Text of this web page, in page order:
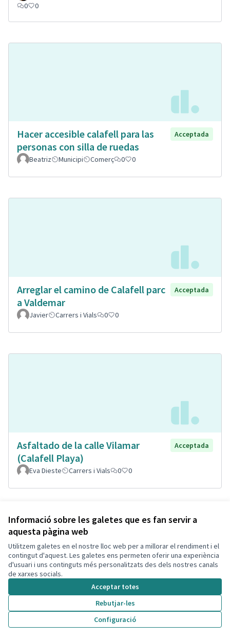
Informació sobre les galetes que es fan servir a
aquesta pàgina web
Utilitzem galetes en el nostre lloc web per a millorar el rendiment i el
contingut d'aquest. Les galetes ens permeten oferir una experiència
d'usuari i uns continguts més personalitzats des dels nostres canals
de xarxes socials.
Acceptar totes
Rebutjar-les
Configuració
0
0
Hacer accesible calafell para las
personas con silla de ruedas
Acceptada
Beatriz Municipi Comerç 0 0
Arreglar el camino de Calafell parc
a Valdemar
Acceptada
Javier Carrers i Vials 0 0
Asfaltado de la calle Vilamar
(Calafell Playa)
Acceptada
Eva Dieste Carrers i Vials 0 0
Remodelació total de la plaça de
l'estació Segur, plaça de Lola
Boronat